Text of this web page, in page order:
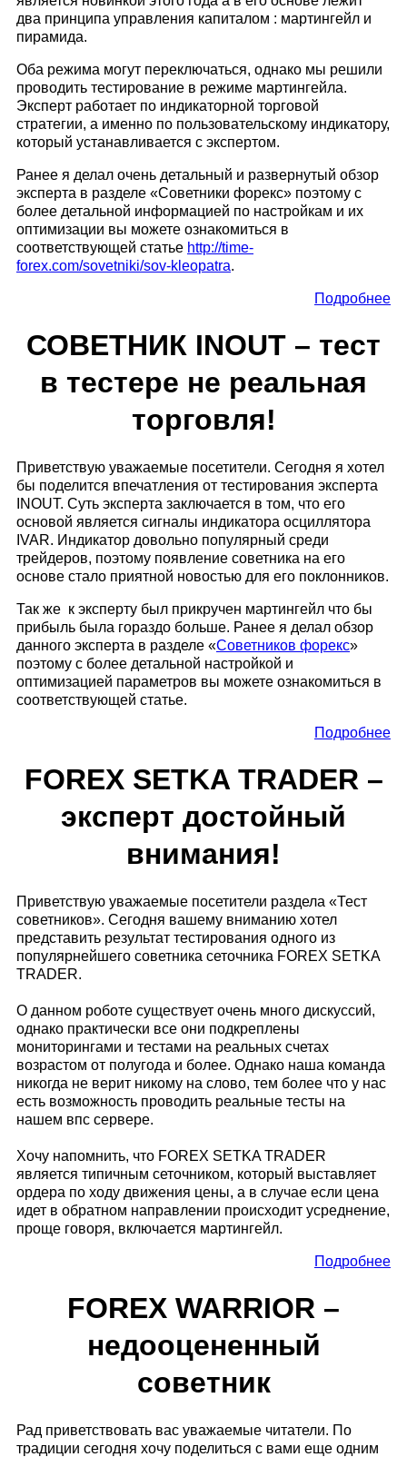
два принципа управления капиталом : мартингейл и
пирамида.
Оба режима могут переключаться, однако мы решили
проводить тестирование в режиме мартингейла.
Эксперт работает по индикаторной торговой
стратегии, а именно по пользовательскому индикатору,
который устанавливается с экспертом.
Ранее я делал очень детальный и развернутый обзор
эксперта в разделе «Советники форекс» поэтому с
более детальной информацией по настройкам и их
оптимизации вы можете ознакомиться в
соответствующей статье http://time-
forex.com/sovetniki/sov-kleopatra.
Подробнее
СОВЕТНИК INOUT – тест
в тестере не реальная
торговля!
Приветствую уважаемые посетители. Сегодня я хотел
бы поделится впечатления от тестирования эксперта
INOUT. Суть эксперта заключается в том, что его
основой является сигналы индикатора осциллятора
IVAR. Индикатор довольно популярный среди
трейдеров, поэтому появление советника на его
основе стало приятной новостью для его поклонников.
Так же к эксперту был прикручен мартингейл что бы
прибыль была гораздо больше. Ранее я делал обзор
данного эксперта в разделе «Советников форекс»
поэтому с более детальной настройкой и
оптимизацией параметров вы можете ознакомиться в
соответствующей статье.
Подробнее
FOREX SETKA TRADER –
эксперт достойный
внимания!
Приветствую уважаемые посетители раздела «Тест
советников». Сегодня вашему вниманию хотел
представить результат тестирования одного из
популярнейшего советника сеточника FOREX SETKA
TRADER.
О данном роботе существует очень много дискуссий,
однако практически все они подкреплены
мониторингами и тестами на реальных счетах
возрастом от полугода и более. Однако наша команда
никогда не верит никому на слово, тем более что у нас
есть возможность проводить реальные тесты на
нашем впс сервере.
Хочу напомнить, что FOREX SETKA TRADER
является типичным сеточником, который выставляет
ордера по ходу движения цены, а в случае если цена
идет в обратном направлении происходит усреднение,
проще говоря, включается мартингейл.
Подробнее
FOREX WARRIOR –
недооцененный
советник
Рад приветствовать вас уважаемые читатели. По
традиции сегодня хочу поделиться с вами еще одним